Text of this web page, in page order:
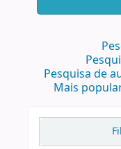
Pesquisa de
Mais